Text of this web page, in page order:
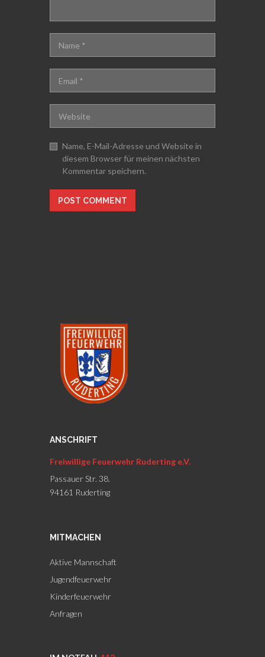
Name, E-Mail-Adresse und Website in
diesem Browser für meinen nächsten
Kommentar speichern.
ANSCHRIFT
Freiwillige Feuerwehr Ruderting e.V.
Passauer Str. 38.
94161 Ruderting
MITMACHEN
Aktive Mannschaft
Jugendfeuerwehr
Kinderfeuerwehr
Anfragen